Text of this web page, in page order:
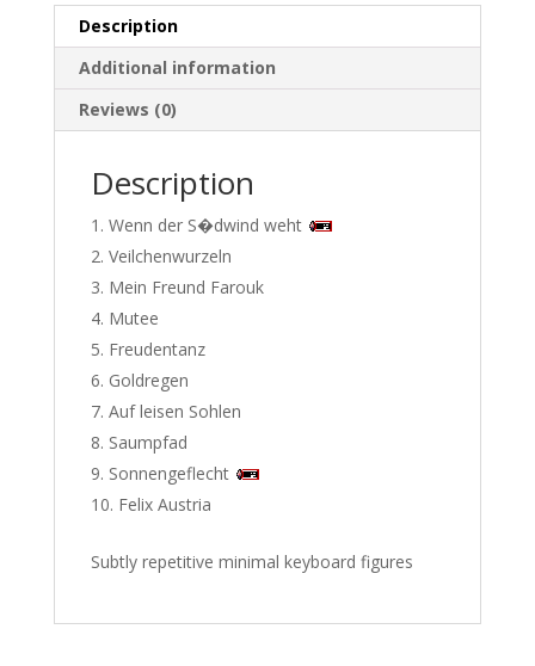
Description
Additional information
Reviews (0)
Description
Wenn der S�dwind weht
Veilchenwurzeln
Mein Freund Farouk
Mutee
Freudentanz
Goldregen
Auf leisen Sohlen
Saumpfad
Sonnengeflecht
Felix Austria
Subtly repetitive minimal keyboard figures